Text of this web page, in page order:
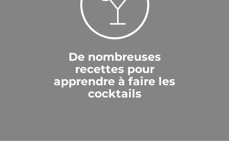
De nombreuses
recettes pour
apprendre à faire les
cocktails